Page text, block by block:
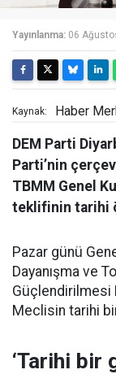
Yayınlanma: 06
Kaynak: Haber
DEM Parti
Parti’nin
TBMM Genel
teklifinin tarihi
Pazar günü
Dayanışma ve
Güçlendirilmesi
Meclisin tarihi
‘Tarihi bir